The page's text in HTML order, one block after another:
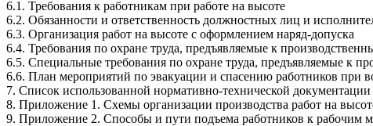
6.1. Требования к работникам при работе на высоте
6.2. Обязанности и ответственность должностных лиц и
6.3. Организация работ на высоте с оформлением наряд-допуска
6.4. Требования по охране труда, предъявляемые к
6.5. Специальные требования по охране труда, предъявляемые к
6.6. План мероприятий по эвакуации и спасению работников при
7. Список использованной нормативно-технической
8. Приложение 1. Схемы организации производства работ на
9. Приложение 2. Способы и пути подъема работников к рабочим